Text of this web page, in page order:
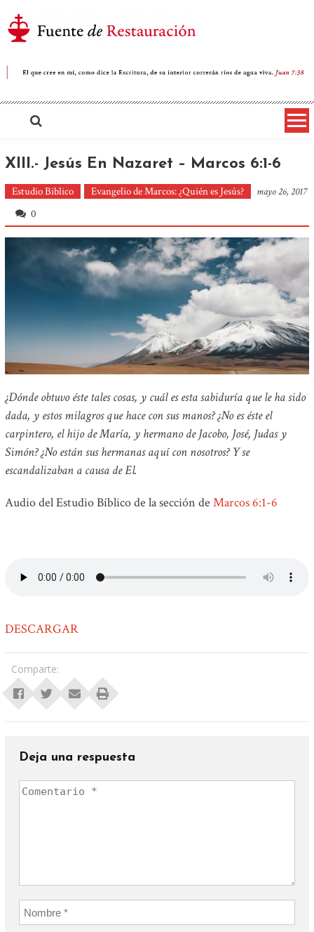
contenido
Restauración
XIII.- Jesús En Nazaret – Marcos 6:1-6
Estudio Biblico Evangelio de Marcos: ¿Quién es Jesús? mayo 26, 2017
0
¿Dónde obtuvo éste tales cosas, y cuál es esta sabiduría que le ha sido
dada, y estos milagros que hace con sus manos? ¿No es éste el
carpintero, el hijo de María, y hermano de Jacobo, José, Judas y
Simón? ¿No están sus hermanas aquí con nosotros? Y se
escandalizaban a causa de El.
Audio del Estudio Bíblico de la sección de Marcos 6:1-6
DESCARGAR
Comparte:
Deja una respuesta